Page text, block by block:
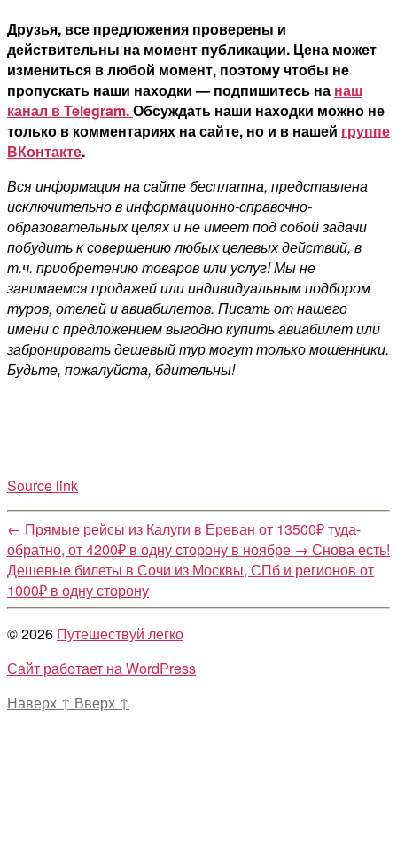
Друзья, все предложения проверены и
действительны на момент публикации. Цена может
измениться в любой момент, поэтому чтобы не
пропускать наши находки — подпишитесь на наш
канал в Telegram.Обсуждать наши находки можно не
только в комментариях на сайте, но и в нашей группе
ВКонтакте.
Вся информация на сайте бесплатна, представлена
исключительно в информационно-справочно-
образовательных целях и не имеет под собой задачи
побудить к совершению любых целевых действий, в
т.ч. приобретению товаров или услуг! Мы не
занимаемся продажей или индивидуальным подбором
туров, отелей и авиабилетов. Писать от нашего
имени с предложением выгодно купить авиабилет или
забронировать дешевый тур могут только мошенники.
Будьте, пожалуйста, бдительны!
Source link
← Прямые рейсы из Калуги в Ереван от 13500₽ туда-
обратно, от 4200₽ в одну сторону в ноябре → Снова есть!
Дешевые билеты в Сочи из Москвы, СПб и регионов от
1000₽ в одну сторону
© 2026 Путешествуй легко
Сайт работает на WordPress
Наверх ↑ Вверх ↑